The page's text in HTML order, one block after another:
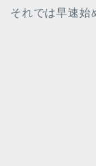
それでは早速始